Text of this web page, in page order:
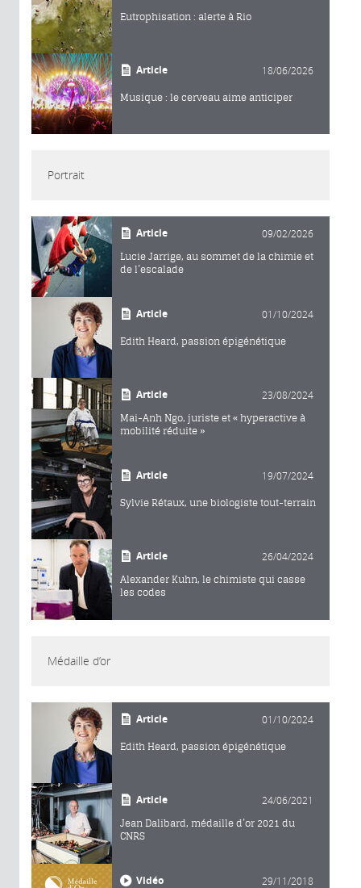
Eutrophisation : alerte à Rio
Article 18/06/2026
Musique : le cerveau aime anticiper
Portrait
Article 09/02/2026
Lucie Jarrige, au sommet de la chimie et
de l’escalade
Article 01/10/2024
Edith Heard, passion épigénétique
Article 23/08/2024
Mai-Anh Ngo, juriste et « hyperactive à
mobilité réduite »
Article 19/07/2024
Sylvie Rétaux, une biologiste tout-terrain
Article 26/04/2024
Alexander Kuhn, le chimiste qui casse
les codes
Médaille d’or
Article 01/10/2024
Edith Heard, passion épigénétique
Article 24/06/2021
Jean Dalibard, médaille d’or 2021 du
CNRS
Vidéo 29/11/2018